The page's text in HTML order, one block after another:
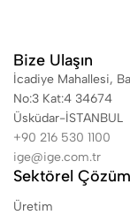
Bize Ulaşın
İcadiye Mahallesi,
No:3 Kat:4 34674
Üsküdar-İSTANBUL
+90 216 530 1100
ige@ige.com.tr
Sektörel
Üretim